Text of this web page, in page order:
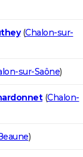
(Chalon-sur-
sur-Saône)
(Chalon-
)